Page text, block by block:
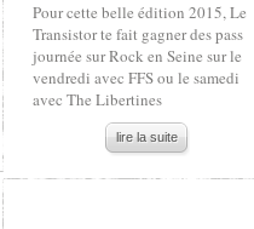
Pour cette belle édition 2015, Le
Transistor te fait gagner des pass
journée sur Rock en Seine sur le
vendredi avec FFS ou le samedi
avec The Libertines
lire la suite